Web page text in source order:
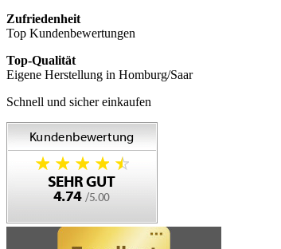
Zufriedenheit
Top Kundenbewertungen
Top-Qualität
Eigene Herstellung in Homburg/Saar
Schnell und sicher einkaufen